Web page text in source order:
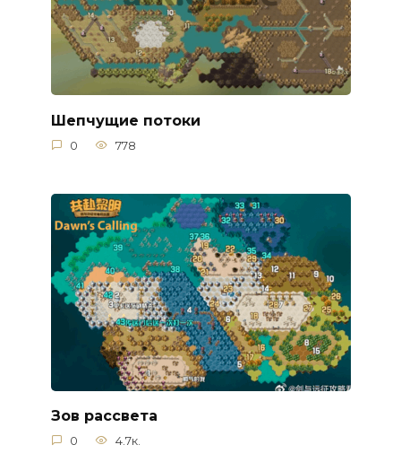
Шепчущие потоки
0 778
Зов рассвета
0 4.7к.